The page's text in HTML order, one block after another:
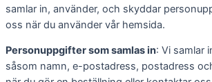
samlar in, använder, och skyddar
oss när du använder vår hemsida.
Personuppgifter som samlas in: Vi samlar
såsom namn, e-postadress, postadress